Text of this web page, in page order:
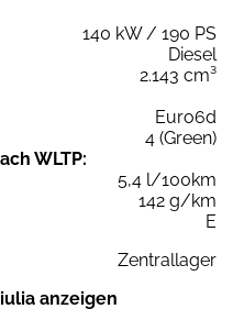
140 kW / 190 PS
Diesel
2.143 cm³
Euro6d
4 (Green)
WLTP:
5,4 l/100km
142 g/km
E
Zentrallager
anzeigen